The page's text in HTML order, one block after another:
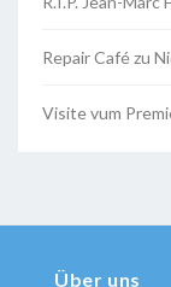
Repair Café zu
Visite vum
Über uns